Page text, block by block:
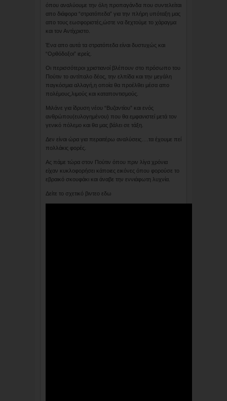
όπου αναλύουμε την όλη προπαγάνδα που συντελείται
απο διάφορα “στρατόπεδα” για την πλήρη υπόταξη μας
απο τους εωσφοριστές,ώστε να δεχτούμε το χάραγμα
και τον Αντίχριστο.
Ένα απο αυτά τα στρατόπεδα είναι δυστυχώς και
“Ορθόδοξοι” ιερείς.
Οι περισσότεροι χριστιανοί βλέπουν στο πρόσωπο του
Πούτιν το αντίπαλο δέος, την ελπίδα και την μεγάλη
παγκόσμια αλλαγή,η οποία θα προέλθει μέσα απο
πολέμους,λιμούς και καταποντισμούς.
Μιλάνε για ίδρυση νέου “Βυζαντίου” και ενός
ανθρώπου(ευλογημένου) που θα εμφανιστεί μετά τον
γενικό πόλεμο και θα μας βάλει σε τάξη.
Δεν είναι ώρα για περαιτέρω αναλύσεις….τα έχουμε πεί
πολλάκις φορές.
Ας πάμε τώρα στον Πούτιν όπου πριν λίγα χρόνια
είχαν κυκλοφορήσει κάποιες εικόνες όπου φορούσε το
εβραικό σκουφάκι και άναβε την εννιάφωτη λυχνία.
Δείτε το σχετικό βιντεο εδω